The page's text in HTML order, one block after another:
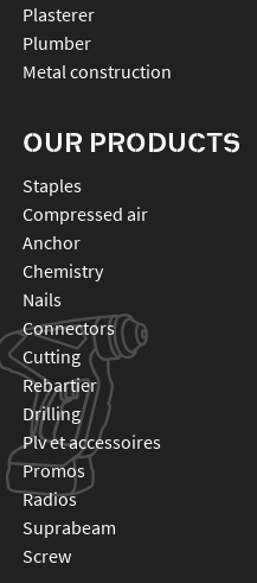
Plasterer
Plumber
Metal construction
OUR PRODUCTS
staples
compressed air
anchor
chemistry
nails
connectors
cutting
rebartier
drilling
plv et accessoires
promos
radios
suprabeam
screw